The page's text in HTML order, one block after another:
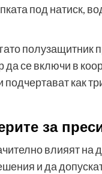
под натиск,
полузащитник
да се включи в
подчертават как
за
влияят
и да